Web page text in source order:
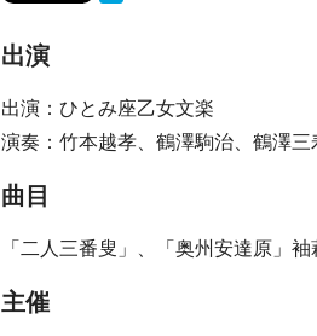
出演
出演：ひとみ座乙女文楽
演奏：竹本越孝、鶴澤駒治、鶴澤三
曲目
「二人三番叟」、「奥州安達原」
主催